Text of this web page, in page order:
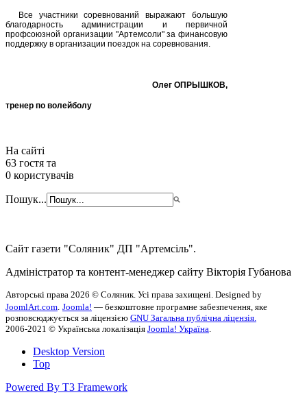
Все участники соревнований выражают большую
благодарность администрации и первичной
профсоюзной организации "Артемсоли" за финансовую
поддержку в организации поездок на соревнования.
Олег ОПРЫШКОВ,
тренер по волейболу
На сайті
63 гостя та
0 користувачів
Пошук...
Сайт газети "Соляник" ДП "Артемсіль".
Адміністратор та контент-менеджер сайту Вікторія Губанова
Авторські права 2026 © Соляник. Усі права захищені. Designed by
JoomlArt.com Joomla! — безкоштовне програмне забезпечення, яке
розповсюджується за ліцензією GNU Загальна публічна ліцензія.
2006-2021 © Українська локалізація Joomla! Україна
Desktop Version
Top
Powered By T3 Framework